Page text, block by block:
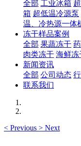
全部 工业冰箱
箱 超低温冷源泵
温、冷热源一体
冻干样品案例
全部 果蔬冻干
肉类冻干 海鲜冻
新闻资讯
全部 公司动态
联系我们
< Previous > Next